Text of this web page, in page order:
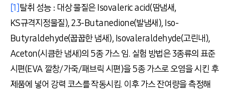
[1]탈취 성능 : 대상 물질은 Isovaleric acid(땀냄새,
KS규격지정물질), 2.3-Butanedione(발냄새), Iso-
Butyraldehyde(꿉꿉한 냄새), Isovaleraldehyde(고린내),
Aceton(시큼한 냄새)의 5종 가스 임. 실험 방법은 3종류의 표준
시편(EVA 깔창/가죽/패브릭 시편)을 5종 가스로 오염을 시킨 후
제품에 넣어 강력 코스를 작동시킴. 이후 가스 잔여량을 측정해